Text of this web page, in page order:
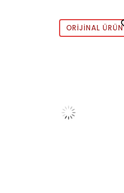
ORIJINAL ÜRÜN